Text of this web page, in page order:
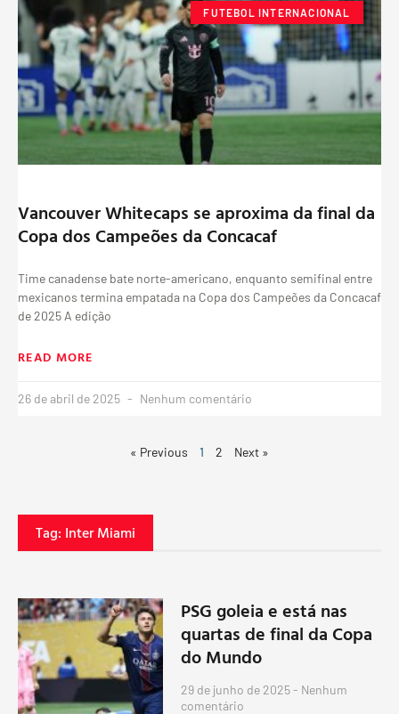
FUTEBOL INTERNACIONAL
Vancouver Whitecaps se aproxima da final da
Copa dos Campeões da Concacaf
Time canadense bate norte-americano, enquanto semifinal entre
mexicanos termina empatada na Copa dos Campeões da Concacaf
de 2025 A edição
READ MORE
26 de abril de 2025 Nenhum comentário
« Previous 1 2 Next »
Tag: Inter Miami
PSG goleia e está nas
quartas de final da Copa
do Mundo
29 de junho de 2025 Nenhum
comentário